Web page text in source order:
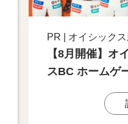
PR | オイシック
【8月開催】オ
スBC ホームゲ